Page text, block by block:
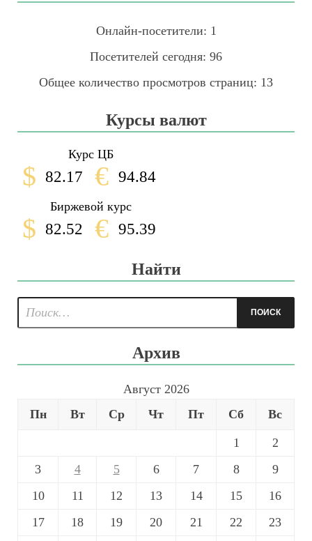
Онлайн-посетители: 1
Посетителей сегодня: 96
Общее количество просмотров страниц: 13
Курсы валют
Курс ЦБ
$ 82.17 € 94.84
Биржевой курс
$ 82.52 € 95.39
Найти
Архив
Август 2026
Пн
Вт Ср Чт Пт Сб Вс
1
2
3
4 5 6 7 8
9
10
11 12 13 14 15
16
17
18 19 20 21 22
23